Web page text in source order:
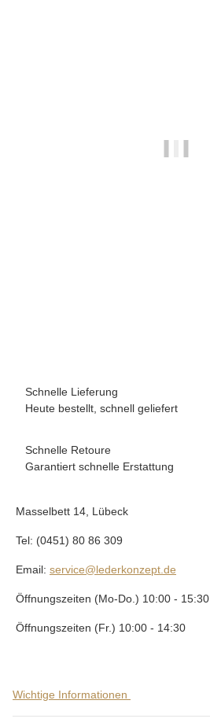
Schnelle Lieferung
Heute bestellt, schnell geliefert
Schnelle Retoure
Garantiert schnelle Erstattung
Masselbett 14, Lübeck
Tel: (0451) 80 86 309
Email: service@lederkonzept.de
Öffnungszeiten (Mo-Do.) 10:00 - 15:30
Öffnungszeiten (Fr.) 10:00 - 14:30
Wichtige Informationen